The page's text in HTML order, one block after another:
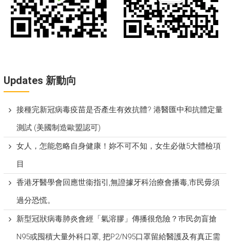
Updates 新動向
接種完新冠病毒疫苗是否產生有效抗體? 港醫匯中和抗體定量
測試 (美國制造歐盟認可)
女人，怎能忽略自身健康！妳不可不知，女生必做5大體檢項
目
香港牙醫學會回應世衞指引,無證據牙科治療會播毒,市民毋須
過分恐慌。
新型冠狀病毒肺炎會經「氣溶膠」傳播很危險？巿民勿盲搶
N95或囤積大量外科口罩, 把P​2/N95口罩留給醫護及有真正需